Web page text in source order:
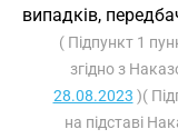
випадків,
( Підпункт 1
згідно з
28.08.2023 )(
на підставі